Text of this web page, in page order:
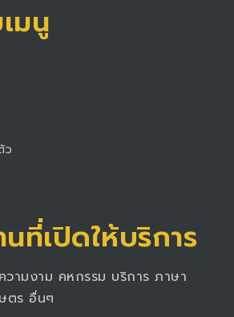
มนู
ว
นที่เปิดให้บริการ
วามงาม คหกรรม บริการ ภาษา
ตร อื่นๆ